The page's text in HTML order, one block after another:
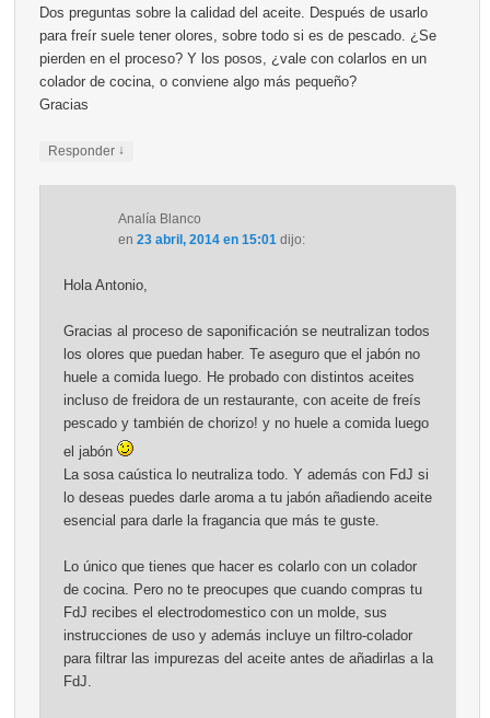
Dos preguntas sobre la calidad del aceite. Después de usarlo
para freír suele tener olores, sobre todo si es de pescado. ¿Se
pierden en el proceso? Y los posos, ¿vale con colarlos en un
colador de cocina, o conviene algo más pequeño?
Gracias
Responder ↓
Analía Blanco
en 23 abril, 2014 en 15:01 dijo:
Hola Antonio,
Gracias al proceso de saponificación se neutralizan todos
los olores que puedan haber. Te aseguro que el jabón no
huele a comida luego. He probado con distintos aceites
incluso de freidora de un restaurante, con aceite de freís
pescado y también de chorizo! y no huele a comida luego
el jabón
La sosa caústica lo neutraliza todo. Y además con FdJ si
lo deseas puedes darle aroma a tu jabón añadiendo aceite
esencial para darle la fragancia que más te guste.
Lo único que tienes que hacer es colarlo con un colador
de cocina. Pero no te preocupes que cuando compras tu
FdJ recibes el electrodomestico con un molde, sus
instrucciones de uso y además incluye un filtro-colador
para filtrar las impurezas del aceite antes de añadirlas a la
FdJ.